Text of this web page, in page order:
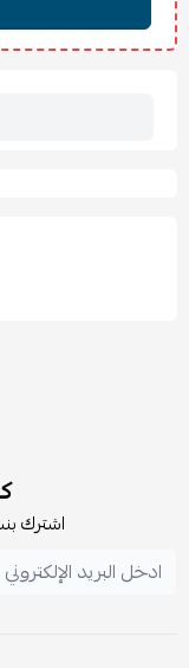
الارتفاع مع الأرجل: 57 سم
الارتفاع المتاح أسفل
تجنب استخدام
يُفضل تجفيف السطح
⚠️ملاحظة:
اشترك